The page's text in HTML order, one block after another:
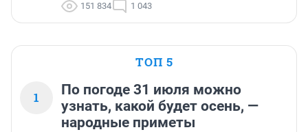
151 834 1 043
ТОП 5
1
По погоде 31 июля можно
узнать, какой будет осень, —
народные приметы